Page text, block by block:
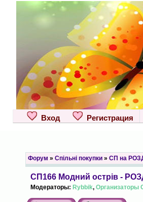
Вход Регистрация
Форум » Спільні покупки» СП на
СП166 Модний острів -
Модераторы: Rybbik, Организаторы